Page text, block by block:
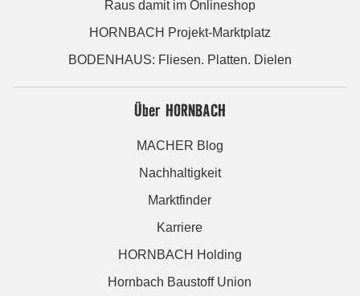
Raus damit im Onlineshop
HORNBACH Projekt-Marktplatz
BODENHAUS: Fliesen. Platten. Dielen
Über HORNBACH
MACHER Blog
Nachhaltigkeit
Marktfinder
Karriere
HORNBACH Holding
Hornbach Baustoff Union